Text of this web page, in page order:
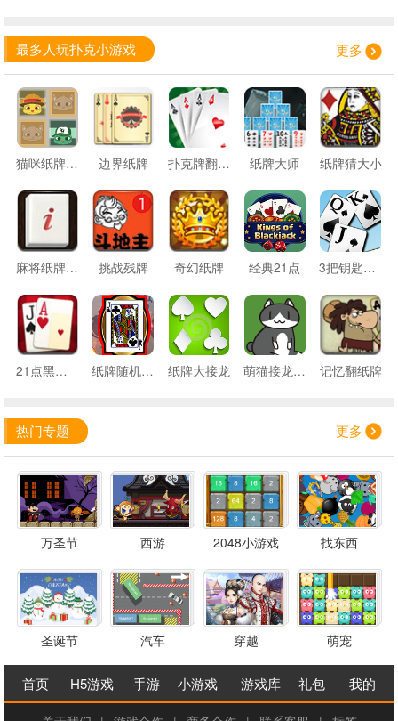
最多人玩扑克小游戏 更多
猫咪纸牌记忆 边界纸牌 扑克牌翻翻看 纸牌大师 纸牌猜大小
麻将纸牌连连看 挑战残牌 奇幻纸牌 经典21点 3把钥匙纸牌
21点黑杰克 纸牌随机比大小 纸牌大接龙 萌猫接龙纸牌 记忆翻纸牌
热门专题 更多
万圣节 西游 2048小游戏 找东西
圣诞节 汽车 穿越 萌宠
首页 H5游戏 手游 小游戏 游戏库 礼包 我的